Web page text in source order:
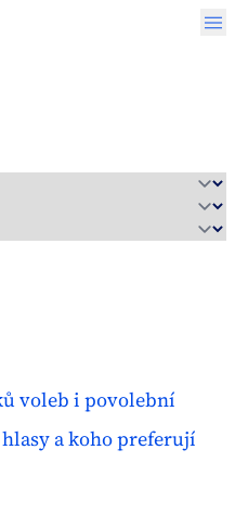
voleb i povolební
a koho preferují